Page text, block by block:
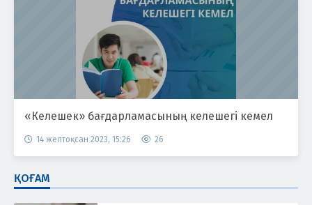
«Келешек» бағдарламасының келешегі кемел
14 желтоқсан 2023, 15:26 26
ҚОҒАМ